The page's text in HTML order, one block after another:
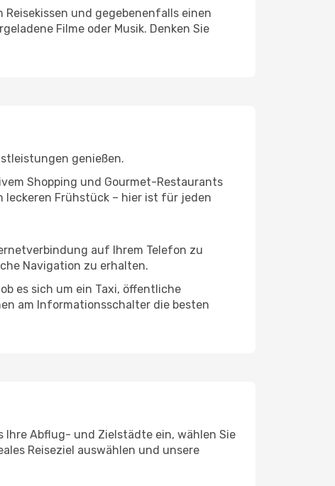
und gegebenenfalls einen
Filme oder Musik. Denken Sie
genießen.
Shopping und Gourmet-Restaurants
leckeren Frühstück – hier ist für jeden
auf Ihrem Telefon zu
Navigation zu erhalten.
es sich um ein Taxi, öffentliche
am Informationsschalter die besten
Ihre Abflug- und Zielstädte ein, wählen Sie
Reiseziel auswählen und unsere